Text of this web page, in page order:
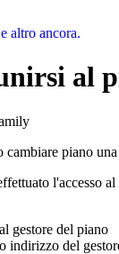
altro ancora.
al
cambiare piano
l'accesso
gestore del piano
indirizzo del